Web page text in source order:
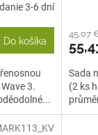
3-6 dní
Do košíka
3.
45,07
Sada
(2 ks